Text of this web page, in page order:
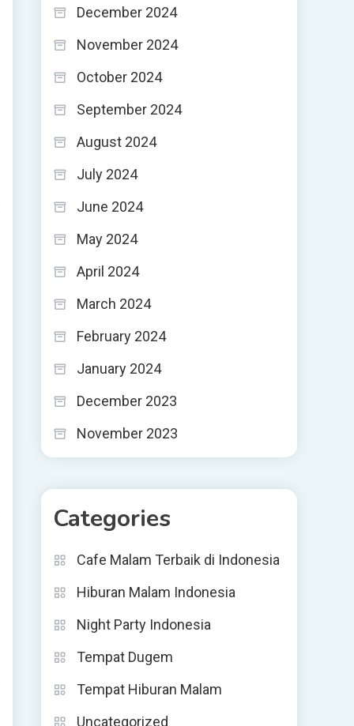
December 2024
November 2024
October 2024
September 2024
August 2024
July 2024
June 2024
May 2024
April 2024
March 2024
February 2024
January 2024
December 2023
November 2023
Categories
Cafe Malam Terbaik di Indonesia
Hiburan Malam Indonesia
Night Party Indonesia
Tempat Dugem
Tempat Hiburan Malam
Uncategorized